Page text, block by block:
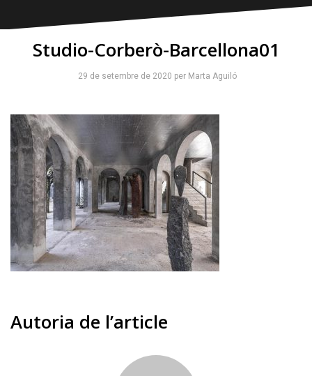
Studio-Corberò-Barcellona01
29 de setembre de 2020 per Marta Aguiló
Autoria de l’article